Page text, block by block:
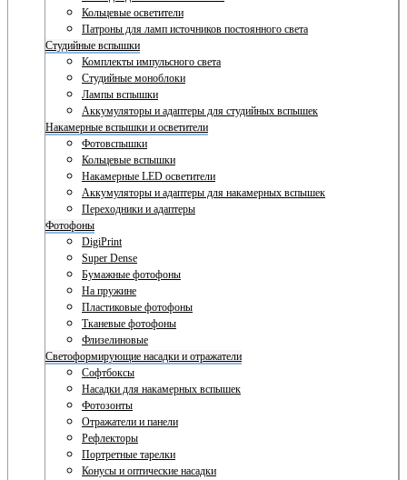
Кольцевые осветители
Патроны для ламп источников постоянного света
Студийные вспышки
Комплекты импульсного света
Студийные моноблоки
Лампы вспышки
Аккумуляторы и адаптеры для студийных вспышек
Накамерные вспышки и осветители
Фотовспышки
Кольцевые вспышки
Накамерные LED осветители
Аккумуляторы и адаптеры для накамерных вспышек
Переходники и адаптеры
Фотофоны
DigiPrint
Super Dense
Бумажные фотофоны
На пружине
Пластиковые фотофоны
Тканевые фотофоны
Флизелиновые
Светоформирующие насадки и отражатели
Софтбоксы
Насадки для накамерных вспышек
Фотозонты
Отражатели и панели
Рефлекторы
Портретные тарелки
Конусы и оптические насадки